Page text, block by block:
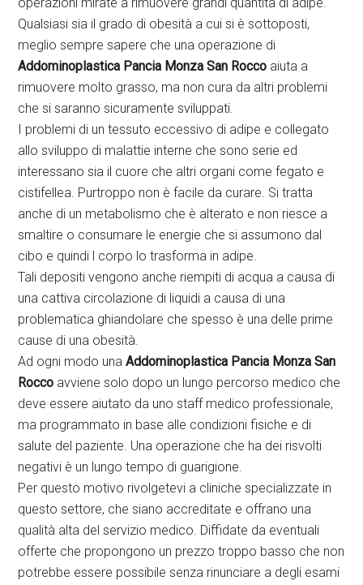
Qualsiasi sia il grado di obesità a cui si è sottoposti,
meglio sempre sapere che una operazione di
Addominoplastica Pancia Monza San Rocco aiuta a
rimuovere molto grasso, ma non cura da altri problemi
che si saranno sicuramente sviluppati.
I problemi di un tessuto eccessivo di adipe e collegato
allo sviluppo di malattie interne che sono serie ed
interessano sia il cuore che altri organi come fegato e
cistifellea. Purtroppo non è facile da curare. Si tratta
anche di un metabolismo che è alterato e non riesce a
smaltire o consumare le energie che si assumono dal
cibo e quindi l corpo lo trasforma in adipe.
Tali depositi vengono anche riempiti di acqua a causa di
una cattiva circolazione di liquidi a causa di una
problematica ghiandolare che spesso è una delle prime
cause di una obesità.
Ad ogni modo unaAddominoplastica Pancia Monza San
Rocco avviene solo dopo un lungo percorso medico che
deve essere aiutato da uno staff medico professionale,
ma programmato in base alle condizioni fisiche e di
salute del paziente. Una operazione che ha dei risvolti
negativi è un lungo tempo di guarigione.
Per questo motivo rivolgetevi a cliniche specializzate in
questo settore, che siano accreditate e offrano una
qualità alta del servizio medico. Diffidate da eventuali
offerte che propongono un prezzo troppo basso che non
potrebbe essere possibile senza rinunciare a degli esami